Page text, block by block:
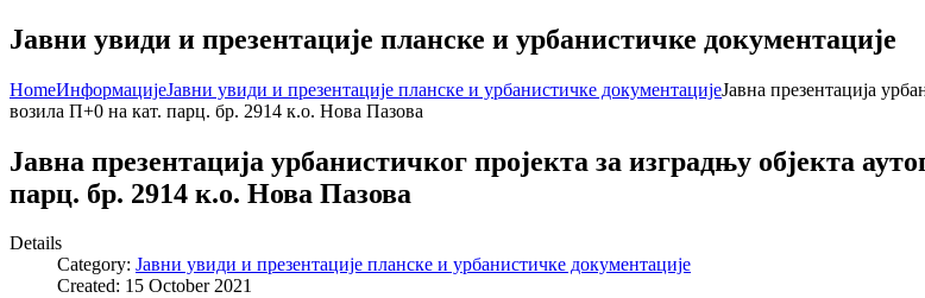
Јавни увиди и презентације планске и урбанистичке документације
HomeИнформацијеЈавни увиди и презентације планске и урбанистичке документацијеЈавна презентација
возила П+0 на кат. парц. бр. 2914 к.о. Нова Пазова
Јавна презентација урбанистичког пројекта за изградњу објекта
парц. бр. 2914 к.о. Нова Пазова
Details
Category: Јавни увиди и презентације планске и урбанистичке документације
Created: 15 October 2021